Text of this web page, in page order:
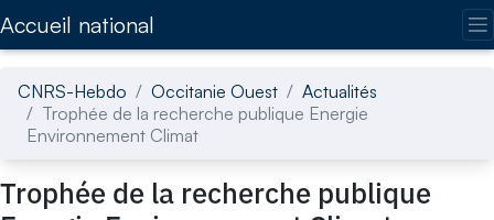
Accueil national
CNRS-Hebdo Occitanie Ouest
Actualités
Trophée de la recherche publique Energie
Environnement Climat
Trophée de la recherche publique